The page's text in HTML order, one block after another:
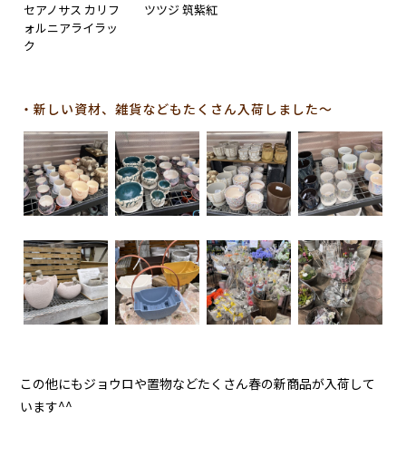
セアノサス カリフ
ォルニアライラッ
ク
ツツジ 筑紫紅
・新しい資材、雑貨などもたくさん入荷しました～
この他にもジョウロや置物などたくさん春の新商品が入荷して
います^^